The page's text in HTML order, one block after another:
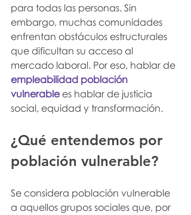
para todas las personas. Sin
embargo, muchas comunidades
enfrentan obstáculos estructurales
que dificultan su acceso al
mercado laboral. Por eso, hablar de
empleabilidad población
vulnerable es hablar de justicia
social, equidad y transformación.
¿Qué entendemos por
población vulnerable?
Se considera población vulnerable
a aquellos grupos sociales que, por